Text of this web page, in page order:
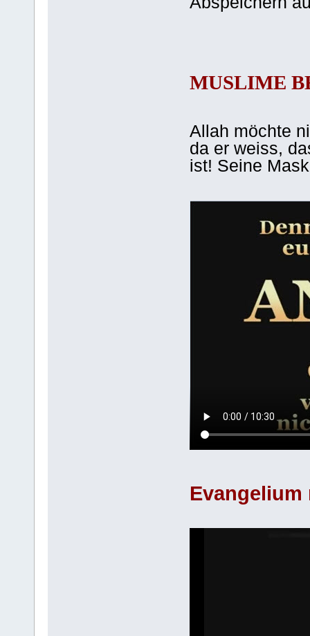
MUSLIME
Allah möchte
da er weiss,
ist! Seine
Evangelium